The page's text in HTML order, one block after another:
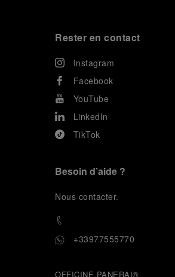
Rester en contact
Instagram
Facebook
YouTube
LinkedIn
TikTok
Besoin d’aide ?
Nous contacter.
+33977555770
OFFICINE PANERAI®